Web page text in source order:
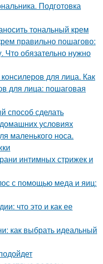
Подготовка
тональный крем
правильно пошагово:
Что обязательно нужно
для лица. Как
для лица: пошаговая
способ сделать
условиях
маленького носа.
интимных стрижек и
с помощью меда и яиц:
что это и как ее
как выбрать идеальный